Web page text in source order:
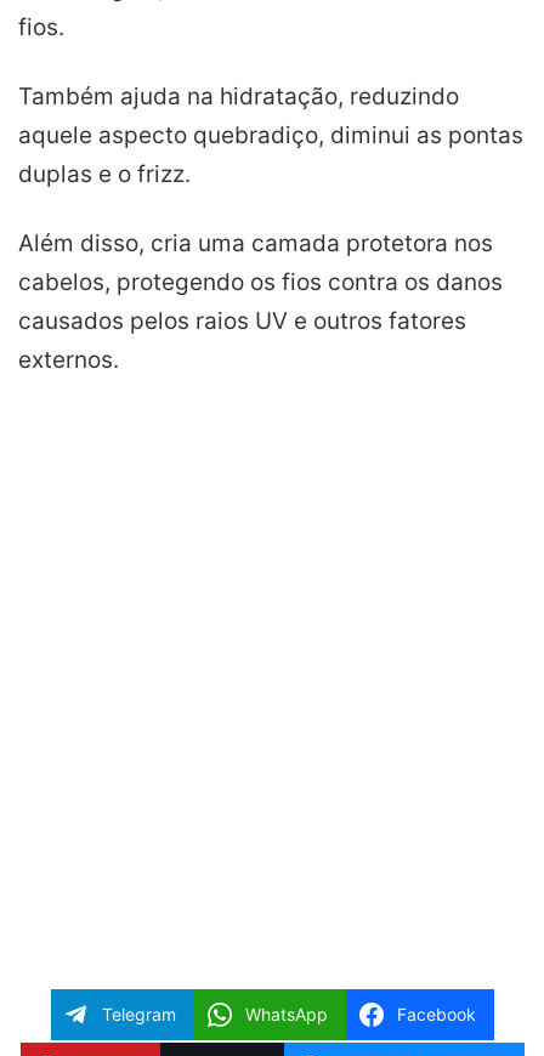
fios.
Também ajuda na hidratação, reduzindo
aquele aspecto quebradiço, diminui as pontas
duplas e o frizz.
Além disso, cria uma camada protetora nos
cabelos, protegendo os fios contra os danos
causados pelos raios UV e outros fatores
externos.
Telegram WhatsApp Facebook